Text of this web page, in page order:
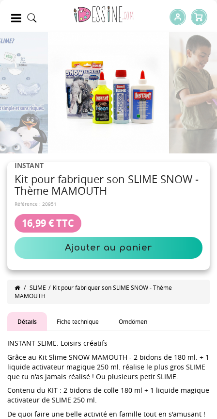
INSTANT
Kit pour fabriquer son SLIME SNOW -
Thème MAMOUTH
Référence : 20951
16,99 €TTC
Ajouter au panier
/ SLIME / Kit pour fabriquer son SLIME SNOW - Thème
MAMOUTH
Détails Fiche technique Omdömen
INSTANT SLIME. Loisirs créatifs
Grâce au Kit Slime SNOW MAMOUTH - 2 bidons de 180 ml. + 1
liquide activateur magique 250 ml. réalise le plus gros SLIME
que tu n'as jamais réalisé ! Ou plusieurs petit SLIME.
Contenu du KIT : 2 bidons de colle 180 ml + 1 liquide magique
activateur de SLIME 250 ml.
De quoi faire une belle activité en famille tout en s'amusant !